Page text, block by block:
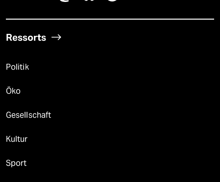
Ressorts
Politik
Öko
Gesellschaft
Kultur
Sport